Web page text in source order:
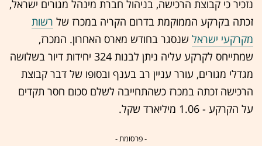
נזכיר כי קבוצת הרכישה, בניהול חברת מינהל מגורים ישראל,
זכתה בקרקע הממוקמת בדרום הקריה במכרז של רשות
מקרקעי ישראל שנסגר בחודש מארס האחרון. המכרז,
שמתייחס לקרקע עליה ניתן לבנות 324 יחידות דיור בשלושה
מגדלי מגורים, עורר עניין רב בענף ובסופו של דבר קבוצת
הרכישה זכתה במכרז כשהתחייבה לשלם סכום חסר תקדים
על הקרקע - 1.06 מיליארד שקל.
- פרסומת -